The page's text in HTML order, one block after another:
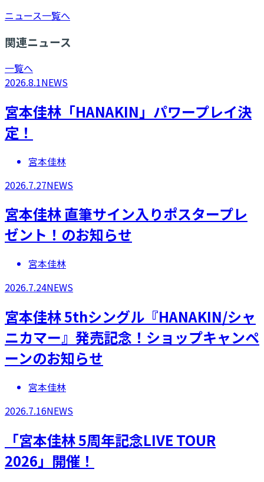
ニュース一覧へ
関連ニュース
一覧へ
2026.8.1NEWS
宮本佳林「HANAKIN」パワープレイ決
定！
宮本佳林
2026.7.27NEWS
宮本佳林 直筆サイン入りポスタープレ
ゼント！のお知らせ
宮本佳林
2026.7.24NEWS
宮本佳林 5thシングル『HANAKIN/シャ
ニカマー』発売記念！ショップキャンペ
ーンのお知らせ
宮本佳林
2026.7.16NEWS
「宮本佳林 5周年記念LIVE TOUR
2026」開催！